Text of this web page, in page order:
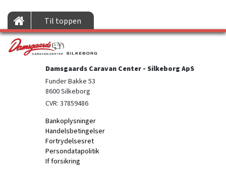
Til toppen
Damsgaards Caravan Center - Silkeborg ApS
Funder Bakke 53
8600 Silkeborg
CVR: 37859486
Bankoplysninger
Handelsbetingelser
Fortrydelsesret
Persondatapolitik
If forsikring